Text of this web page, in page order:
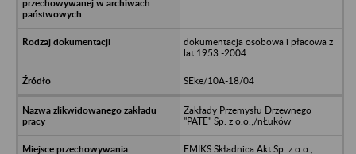
dokumentacja osobowa i płacowa z
lat 1953 -2004
SEke/10A-18/04
Zakłady Przemysłu Drzewnego
"PATE" Sp. z o.o.;/nŁuków
EMIKS Składnica Akt Sp. z o.o.,